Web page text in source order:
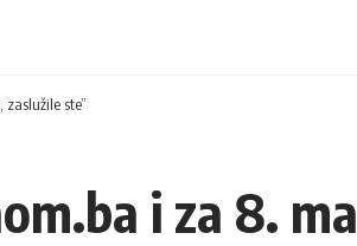
ste”
i za 8.